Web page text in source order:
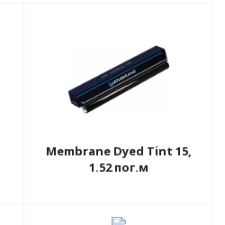
Membrane Dyed Tint 15,
1.52 пог.м